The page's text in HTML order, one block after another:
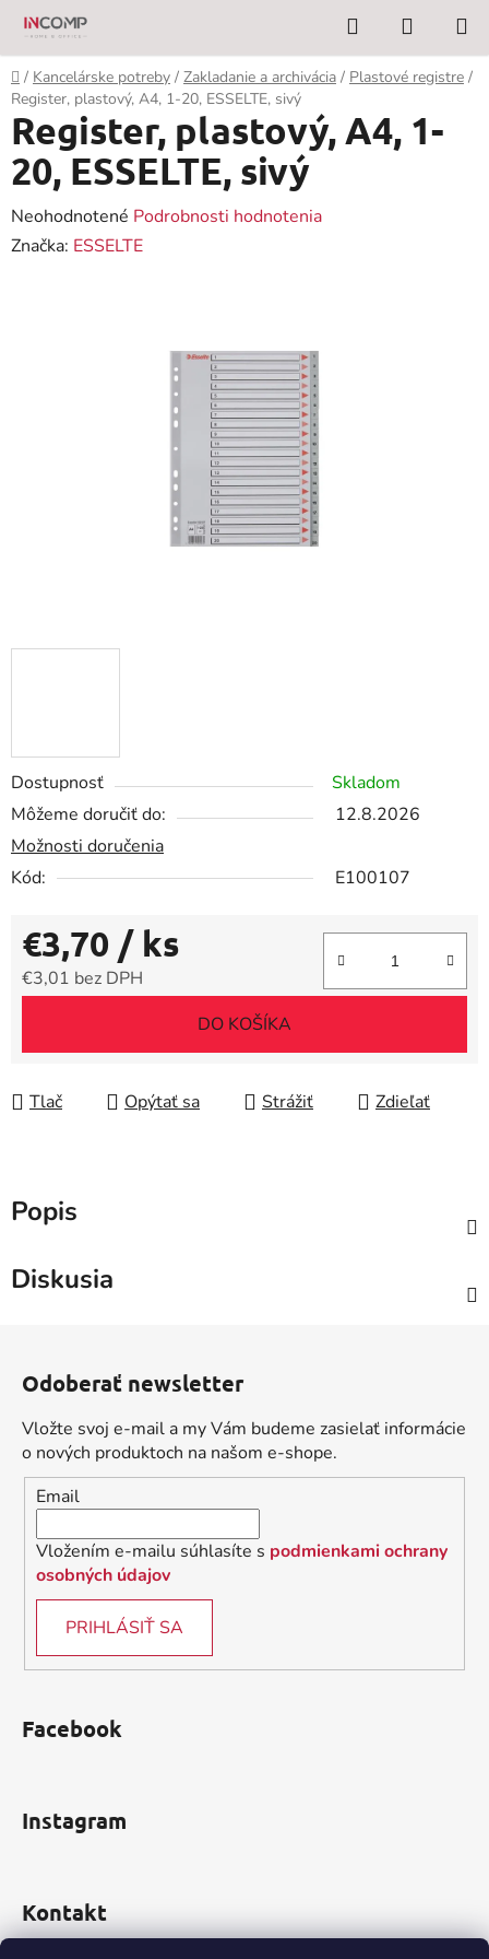
Prejsť
obsah
Hľadať
KOŠÍK
Domov
/ Kancelárske potreby / Zakladanie a archivácia / Plastové registre /
Register, plastový, A4, 1-20, ESSELTE, sivý
Dostupnosť
Skladom
Môžeme doručiť do:
12.8.2026
Možnosti doručenia
Kód:
E100107
€3,70 / ks
€3,01 bez DPH
DO KOŠÍKA
Tlač Opýtať sa Strážiť Zdieľať
Register, plastový, A4, 1-
20, ESSELTE, sivý
Priemerné
hodnotenie
Neohodnotené Podrobnosti hodnotenia
Značka: ESSELTE
Popis
Diskusia
Odoberať newsletter
Vložte svoj e-mail a my Vám budeme zasielať informácie
o nových produktoch na našom e-shope.
Email
Vložením e-mailu súhlasíte s podmienkami ochrany
osobných údajov
PRIHLÁSIŤ SA
Facebook
Instagram
Kontakt